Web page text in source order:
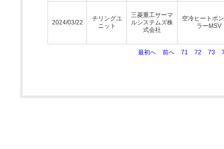
2024/03/22
チリングユ
ニット
三菱重工サーマ
ルシステムズ株
式会社
空冷ヒートポ
ラーMSV
最初へ 前へ 71 72 73